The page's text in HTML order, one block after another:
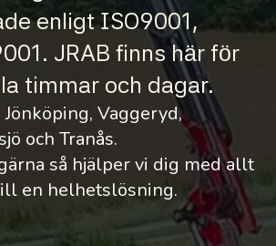
enligt ISO9001,
JRAB finns här för
timmar och dagar.
Vaggeryd,
och Tranås.
så hjälper vi dig med allt
en helhetslösning.